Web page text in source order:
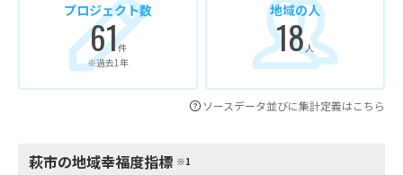
プロジェクト数
61件
※過去1年
地域の人
18人
ソースデータ並びに集計定義はこちら
萩市の地域幸福度指標 ※1